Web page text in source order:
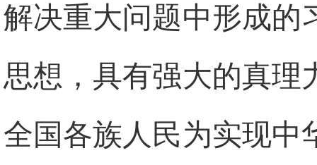
解决重大问题中形成的
思想，具有强大的真理
全国各族人民为实现中